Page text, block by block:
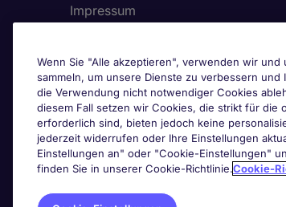
Impressum
Allgemeine Vertragsbedingungen
Barrierefreiheit
Unser Hinweisgebersystem
Zertifizierungen
Wenn Sie "Alle akzeptieren", verwenden wir
sammeln, um unsere Dienste zu verbessern
die Verwendung nicht notwendiger Cookies
diesem Fall setzen wir Cookies, die strikt für die
erforderlich sind, bieten jedoch keine
jederzeit widerrufen oder Ihre Einstellungen
Einstellungen an" oder "Cookie-Einstellungen"
finden Sie in unserer Cookie-Richtlinie.Cookie-